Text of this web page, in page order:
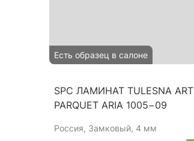
Есть образец в салоне
SPC ЛАМИНАТ TULESNA ART
PARQUET ARIA 1005−09
Россия, Замковый, 4 мм